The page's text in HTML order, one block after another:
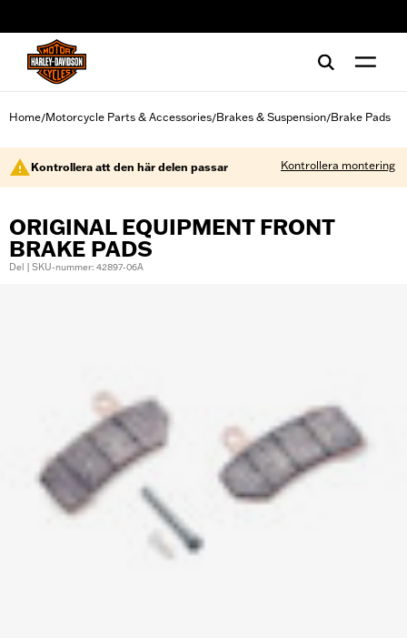
Home/Motorcycle Parts & Accessories/Brakes & Suspension/Brake Pads
Kontrollera att den här delen passar Kontrollera montering
ORIGINAL EQUIPMENT FRONT
BRAKE PADS
Del | SKU-nummer: 42897-06A